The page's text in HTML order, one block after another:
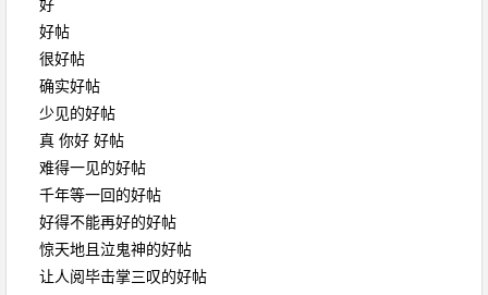
好
好帖
很好帖
确实好帖
少见的好帖
真 你好 好帖
难得一见的好帖
千年等一回的好帖
好得不能再好的好帖
惊天地且泣鬼神的好帖
让人阅毕击掌三叹的好帖